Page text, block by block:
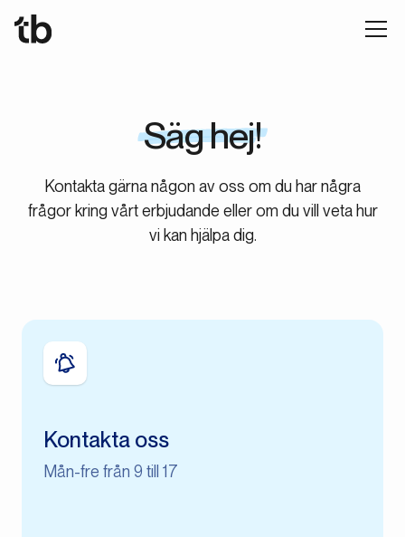
Säg hej!
Kontakta gärna någon av oss om du har några
frågor kring vårt erbjudande eller om du vill veta hur
vi kan hjälpa dig.
Kontakta oss
Mån-fre från 9 till 17